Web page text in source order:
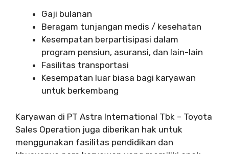
Gaji bulanan
Beragam tunjangan medis / kesehatan
Kesempatan berpartisipasi dalam
program pensiun, asuransi, dan lain-lain
Fasilitas transportasi
Kesempatan luar biasa bagi karyawan
untuk berkembang
Karyawan di PT Astra International Tbk – Toyota
Sales Operation juga diberikan hak untuk
menggunakan fasilitas pendidikan dan